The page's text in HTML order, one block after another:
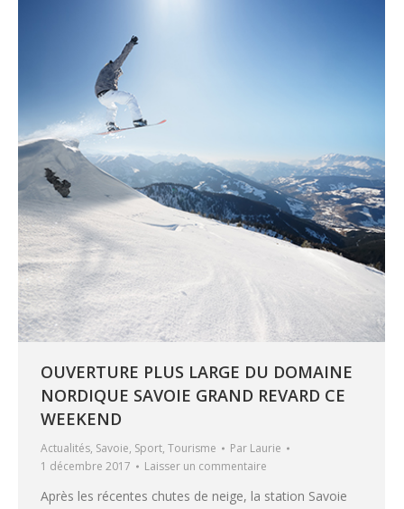
OUVERTURE PLUS LARGE DU DOMAINE
NORDIQUE SAVOIE GRAND REVARD CE
WEEKEND
Actualités, Savoie, Sport, Tourisme Par Laurie
1 décembre 2017
Laisser un commentaire
Après les récentes chutes de neige, la station Savoie